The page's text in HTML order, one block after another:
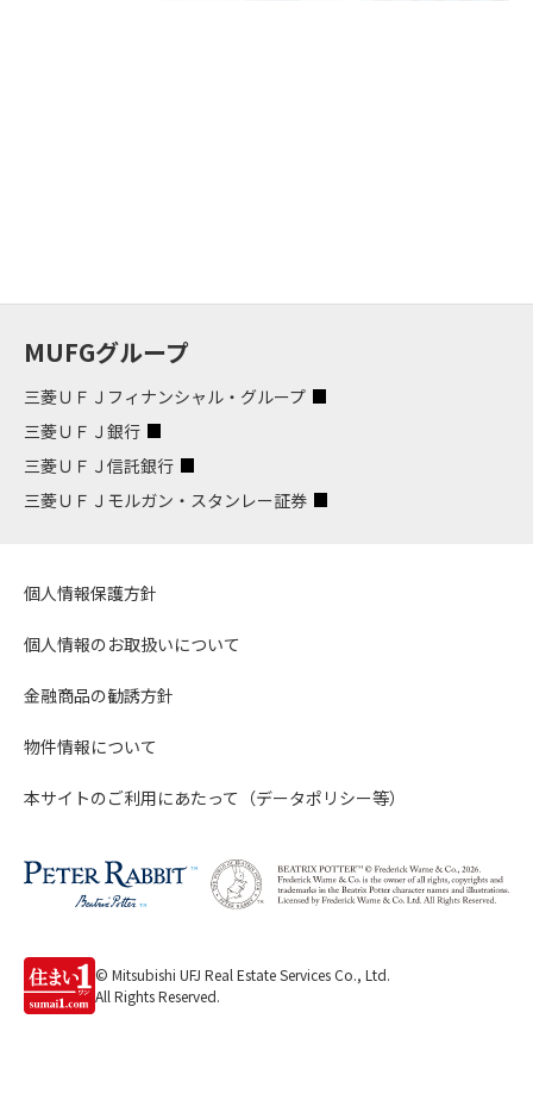
MUFGグループ
三菱ＵＦＪフィナンシャル・グループ
三菱ＵＦＪ銀行
三菱ＵＦＪ信託銀行
三菱ＵＦＪモルガン・スタンレー証券
個人情報保護方針
個人情報のお取扱いについて
金融商品の勧誘方針
物件情報について
本サイトのご利用にあたって（データポリシー等）
© Mitsubishi UFJ Real Estate Services Co., Ltd.
All Rights Reserved.